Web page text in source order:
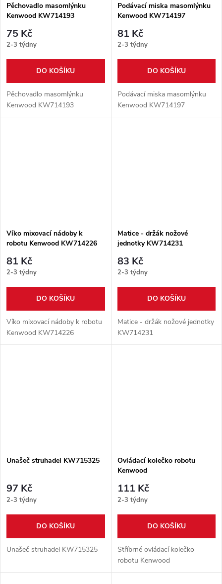
Pěchovadlo masomlýnku
Kenwood KW714193
75 Kč
2-3 týdny
DO KOŠÍKU
Pěchovadlo masomlýnku
Kenwood KW714193
Podávací miska masomlýnku
Kenwood KW714197
81 Kč
2-3 týdny
DO KOŠÍKU
Podávací miska masomlýnku
Kenwood KW714197
Víko mixovací nádoby k
robotu Kenwood KW714226
81 Kč
2-3 týdny
DO KOŠÍKU
Víko mixovací nádoby k robotu
Kenwood KW714226
Matice - držák nožové
jednotky KW714231
83 Kč
2-3 týdny
DO KOŠÍKU
Matice - držák nožové jednotky
KW714231
Unašeč struhadel KW715325
97 Kč
2-3 týdny
DO KOŠÍKU
Unašeč struhadel KW715325
Ovládací kolečko robotu
Kenwood
111 Kč
2-3 týdny
DO KOŠÍKU
Stříbrné ovládací kolečko
robotu Kenwood